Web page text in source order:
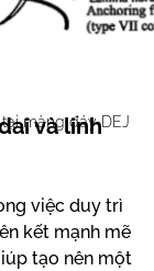
màng đáy DEJ
TRÚC DA
và linh
việc duy trì
kết mạnh mẽ
tạo nên một